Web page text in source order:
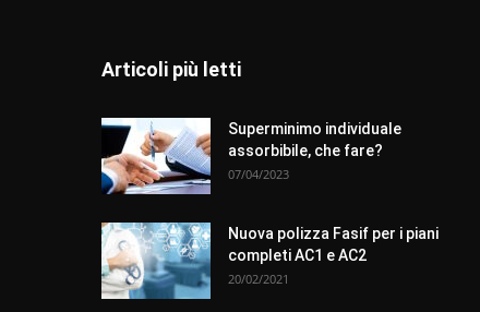
Articoli più letti
Superminimo individuale
assorbibile, che fare?
07/04/2023
Nuova polizza Fasif per i piani
completi AC1 e AC2
20/02/2021